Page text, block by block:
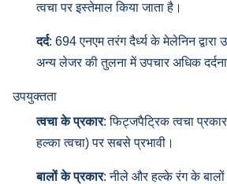
त्वचा पर इस्तेमाल किया जाता है।
दर्द: 694 एनएम तरंग दैर्ध्य के मेलेनिन
अन्य लेजर की तुलना में उपचार अधिक
उपयुक्तता
त्वचा के प्रकार: फिट्जपैट्रिक त्वचा
हल्का त्वचा) पर सबसे प्रभावी।
बालों के प्रकार: नीले और हल्के रंग के